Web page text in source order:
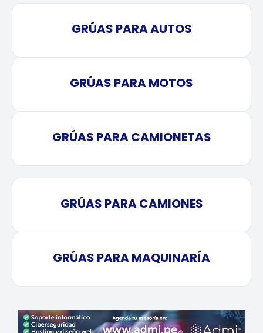
GRÚAS PARA AUTOS
GRÚAS PARA MOTOS
GRÚAS PARA CAMIONETAS
GRÚAS PARA CAMIONES
GRÚAS PARA MAQUINARÍA